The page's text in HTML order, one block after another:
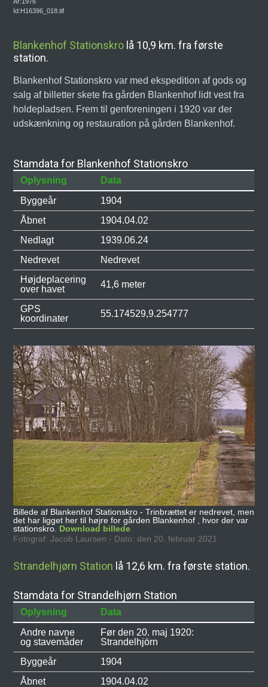
Id:H16396_018.tif
Blankenhof Stationskro lå 10,9 km. fra første
station.
Blankenhof Stationskro var med ekspedition af gods og
salg af billetter skete fra gården Blankenhof lidt vest fra
holdepladsen. Frem til genforeningen i 1920 var der
udskænkning og restauration på gården Blankenhof.
Stamdata for Blankenhof Stationskro
Oplysning
Data
Byggeår
1904
Åbnet
1904.04.02
Nedlagt
1939.06.24
Nedrevet
Nedrevet
Højdeplacering
over havet
41,6 meter
GPS
koordinater
55.174529,9.254777
Billede af Blankenhof Stationskro - Trinbrættet er nedrevet, men
det har ligget her til højre for gården Blankenhof , hvor der var
stationskro. Download billede
Fotograf: Jacob Laursen - Dato: den 20. februar 2021
Strandelhjørn Station lå 12,6 km. fra første station.
Stamdata for Strandelhjørn Station
Oplysning
Data
Andre navne
og stavemåder
Før den 20. maj 1920:
Strandelhjörn
Byggeår
1904
Åbnet
1904.04.02